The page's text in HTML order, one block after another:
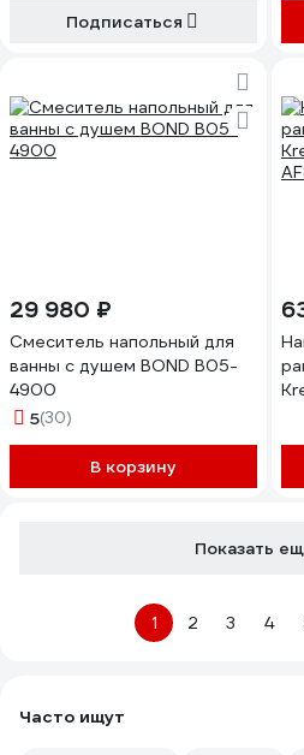
535000000Подписаться
29 980 ₽
Смеситель напольный для
ванны с душем BOND B05-
4900
5(30)
В корзину
Показать
1 2 3 4
Часто ищут